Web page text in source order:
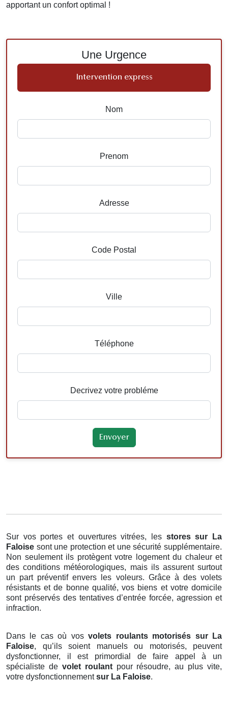
apportant un confort optimal !
Une Urgence
Intervention express
Nom
Prenom
Adresse
Code Postal
Ville
Téléphone
Decrivez votre probléme
Sur vos portes et ouvertures vitrées, les stores sur La
Faloise sont une protection et une sécurité supplémentaire.
Non seulement ils protègent votre logement du chaleur et
des conditions météorologiques, mais ils assurent surtout
un part préventif envers les voleurs. Grâce à des volets
résistants et de bonne qualité, vos biens et votre domicile
sont préservés des tentatives d’entrée forcée, agression et
infraction.
Dans le cas où vosvolets roulants motorisés sur La
Faloise, qu’ils soient manuels ou motorisés, peuvent
dysfonctionner, il est primordial de faire appel à un
spécialiste de volet roulantpour résoudre, au plus vite,
votre dysfonctionnementsur La Faloise.